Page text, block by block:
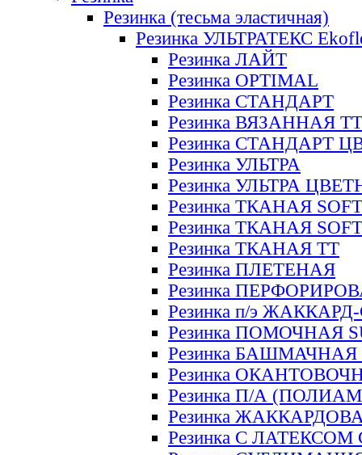
Резинка (тесьма эластичная)
Резинка УЛЬТРАТЕКС
Резинка ЛАЙТ
Резинка OPTIMAL
Резинка СТАНДАРТ
Резинка ВЯЗАННАЯ ТТ
Резинка СТАНДАРТ
Резинка УЛЬТРА
Резинка УЛЬТРА
Резинка ТКАНАЯ SOFT
Резинка ТКАНАЯ
Резинка ТКАНАЯ ТТ
Резинка ПЛЕТЕНАЯ
Резинка
Резинка п/э
Резинка ПОМОЧНАЯ
Резинка БАШМАЧНАЯ
Резинка
Резинка П/А
Резинка
Резинка С ЛАТЕКСОМ